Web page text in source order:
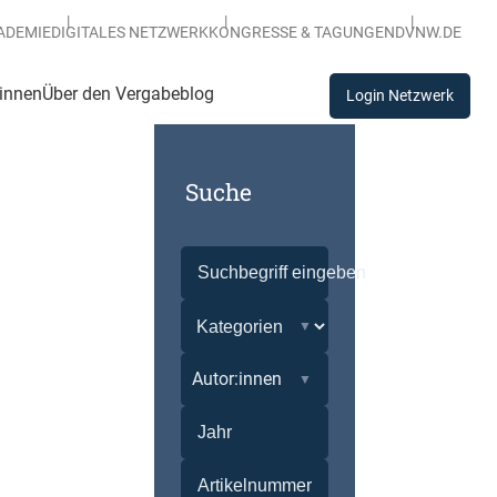
DIGITALES NETZWERKKONGRESSE & TAGUNGENDVNW.DE
Über den Vergabeblog Login Netzwerk
Suche
Autor:innen